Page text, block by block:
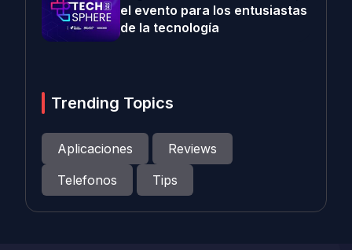
el evento para los entusiastas
de la tecnología
Trending Topics
Aplicaciones
Reviews
Telefonos
Tips